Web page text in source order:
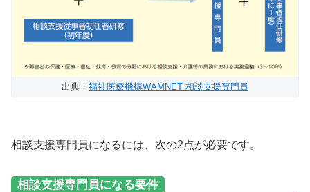
出典： 福祉医療機構WAMNET 相談支援専門員
相談支援専門員になるには、次の2点が必要です。
相談支援専門員になる要件